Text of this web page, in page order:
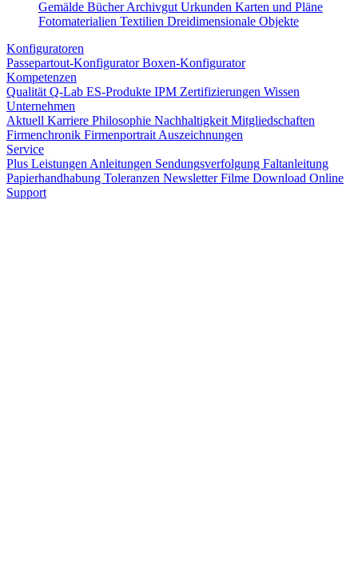
Gemälde BücherArchivgut Urkunden Karten und Pläne
Fotomaterialien Textilien Dreidimensionale Objekte
Konfiguratoren
Passepartout-KonfiguratorBoxen-Konfigurator
Kompetenzen
Qualität Q-Lab ES-Produkte IPM Zertifizierungen Wissen
Unternehmen
Aktuell Karriere Philosophie Nachhaltigkeit Mitgliedschaften
Firmenchronik Firmenportrait Auszeichnungen
Service
Plus Leistungen Anleitungen Sendungsverfolgung Faltanleitung
Papierhandhabung Toleranzen NewsletterFilme Download Online
Support